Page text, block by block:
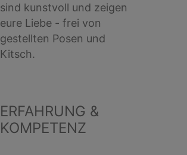
sind kunstvoll und zeigen
eure Liebe - frei von
gestellten Posen und
Kitsch.
ERFAHRUNG &
KOMPETENZ